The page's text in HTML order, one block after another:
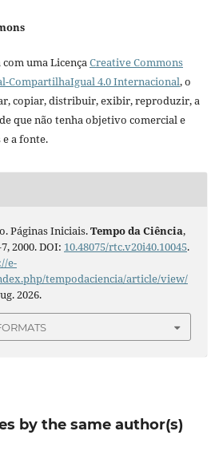
uma LicençaCreative Commons
CompartilhaIgual 4.0 Internacional, o
copiar, distribuir, exibir, reproduzir, a
que não tenha objetivo comercial e
a fonte.
Páginas Iniciais.Tempo da Ciência,
2000. DOI: 10.48075/rtc.v20i40.10045.
e-
tempodaciencia/article/view/
2026.
by the same author(s)